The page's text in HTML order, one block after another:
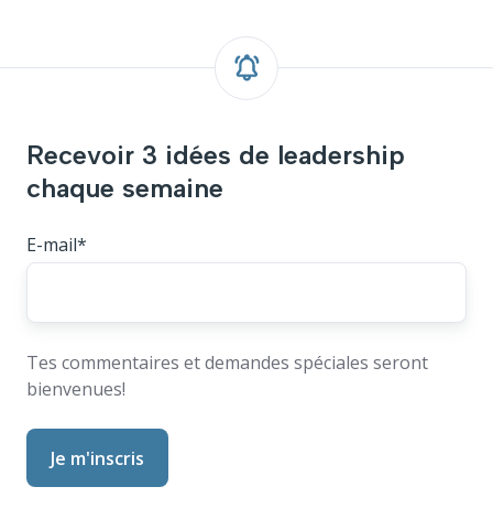
Recevoir 3 idées de leadership
chaque semaine
E-mail*
Tes commentaires et demandes spéciales seront
bienvenues!